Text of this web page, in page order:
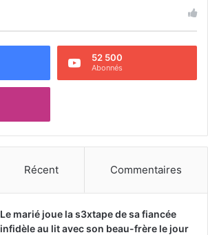
52 500
Abonnés
Récent Commentaires
Le marié joue la s3xtape de sa fiancée
infidèle au lit avec son beau-frère le jour